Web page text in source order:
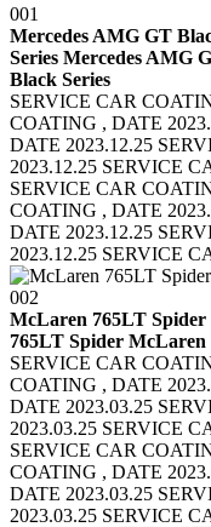
001
Mercedes AMG GT
Series Mercedes AMG
Black Series
SERVICE CAR
COATING , DATE
DATE 2023.12.25
2023.12.25 SERVICE
SERVICE CAR
COATING , DATE
DATE 2023.12.25
2023.12.25 SERVICE
002
McLaren 765LT
765LT Spider McLaren
SERVICE CAR
COATING , DATE
DATE 2023.03.25
2023.03.25 SERVICE
SERVICE CAR
COATING , DATE
DATE 2023.03.25
2023.03.25 SERVICE